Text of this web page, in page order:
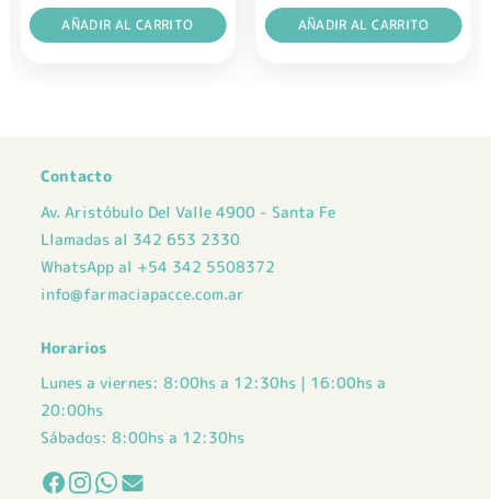
AÑADIR AL CARRITO AÑADIR AL CARRITO
Contacto
Av. Aristóbulo Del Valle 4900 - Santa Fe
Llamadas al 342 653 2330
WhatsApp al +54 342 5508372
info@farmaciapacce.com.ar
Horarios
Lunes a viernes: 8:00hs a 12:30hs | 16:00hs a
20:00hs
Sábados: 8:00hs a 12:30hs